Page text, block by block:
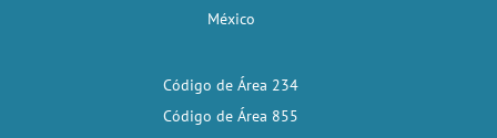
México
Código de Área 234
Código de Área 855